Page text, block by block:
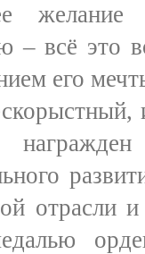
– всё это
его
отрасли